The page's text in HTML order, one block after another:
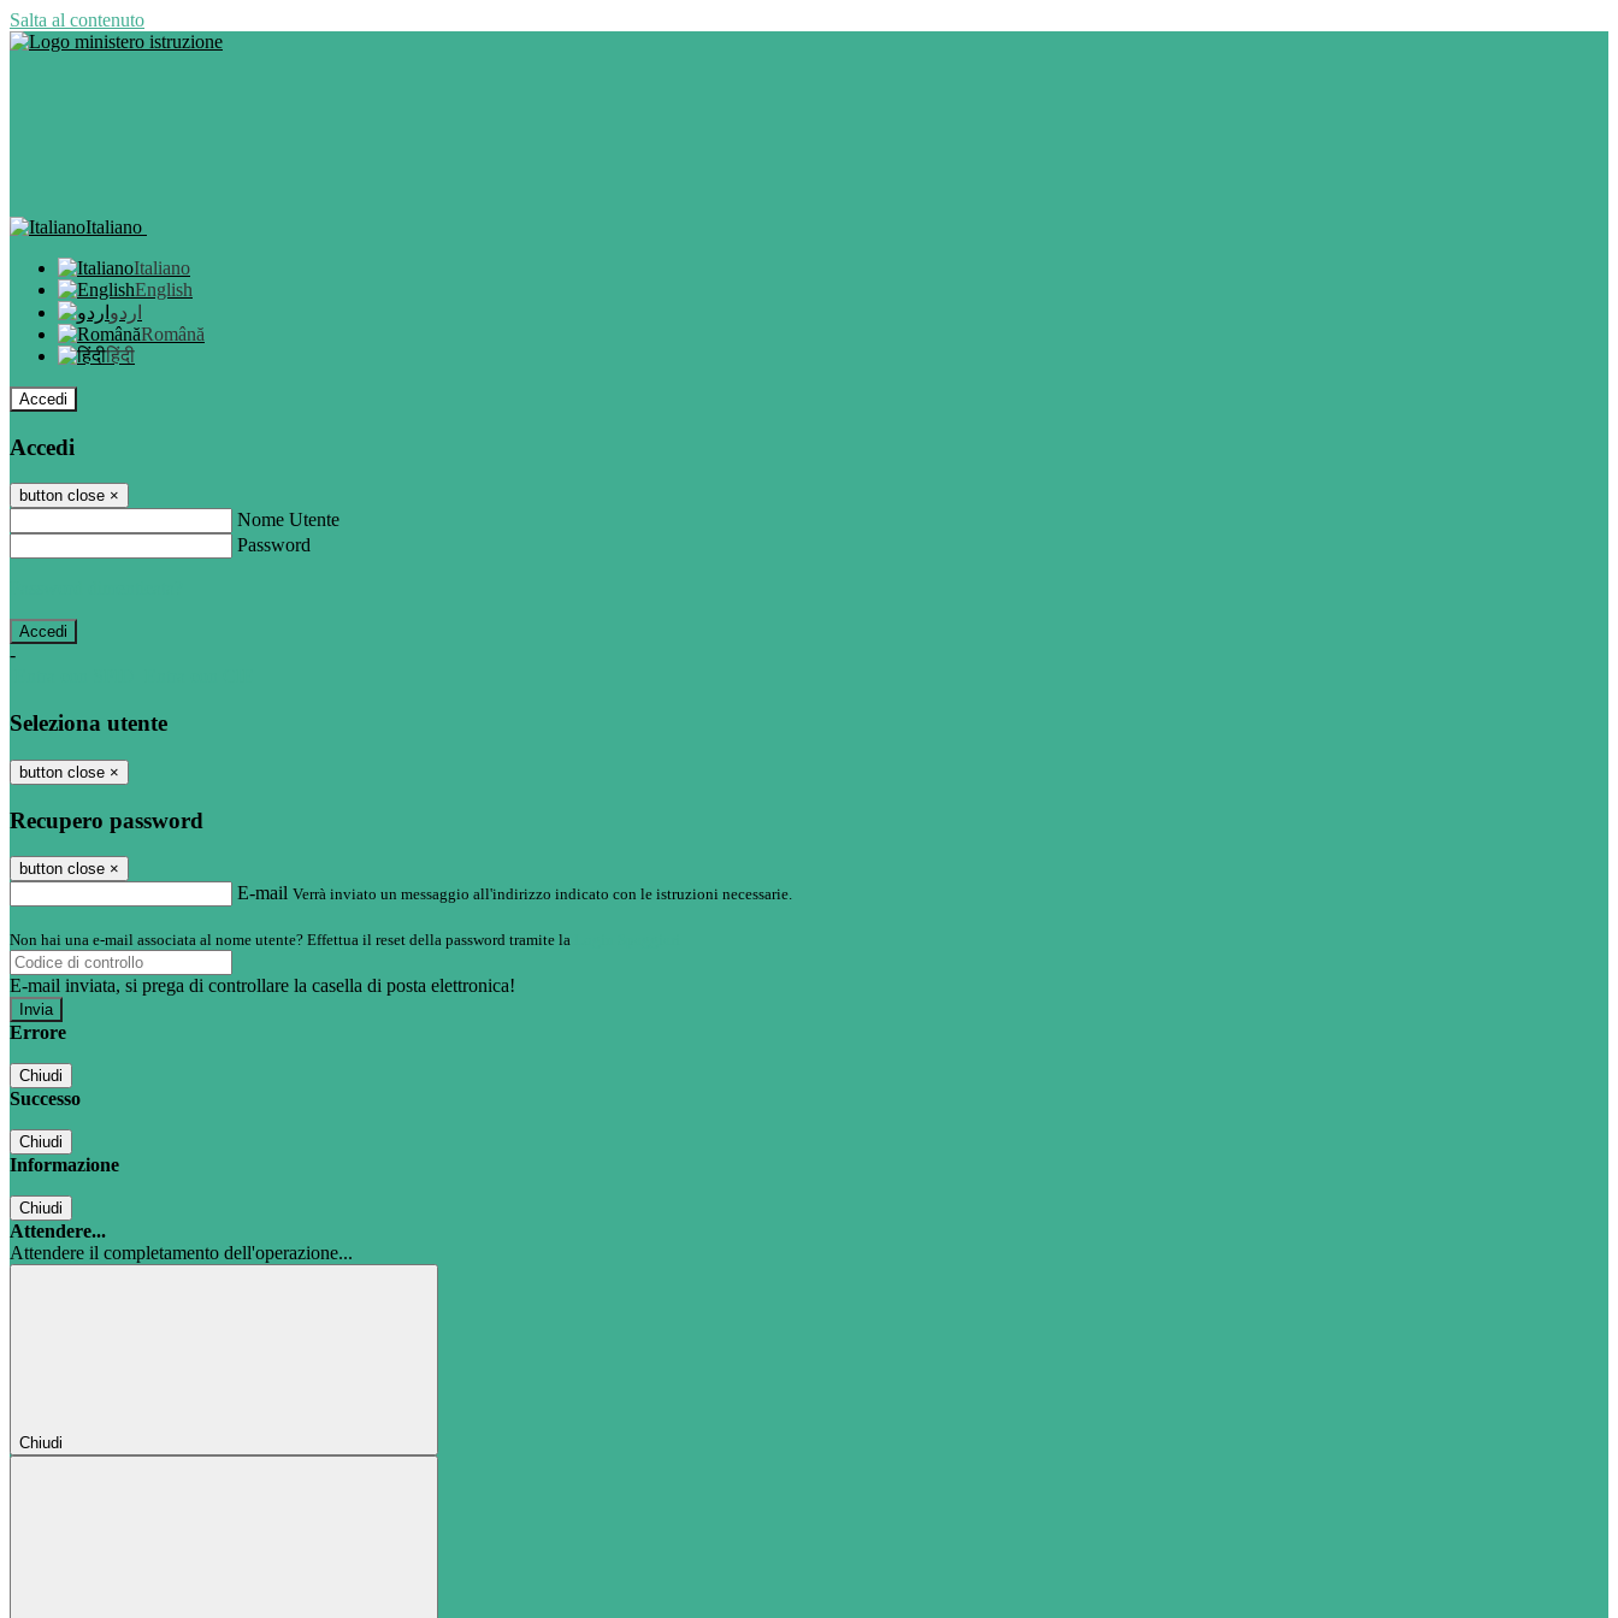
Salta al contenuto
Italiano
Italiano
English
اردو
Română
हिंदी
Accedi
Accedi
button close ×
Nome Utente
Password
-
Seleziona utente
button close ×
Recupero password
button close ×
E-mail Verrà inviato un messaggio all'indirizzo indicato con le istruzioni necessarie.
Non hai una e-mail associata al nome utente? Effettua il reset della password tramite la
E-mail inviata, si prega di controllare la casella di posta elettronica!
Errore
Chiudi
Successo
Chiudi
Informazione
Chiudi
Attendere...
Attendere il completamento dell'operazione...
Chiudi